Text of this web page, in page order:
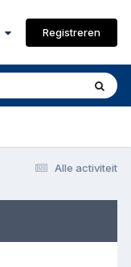
Registreren
Alle activiteit